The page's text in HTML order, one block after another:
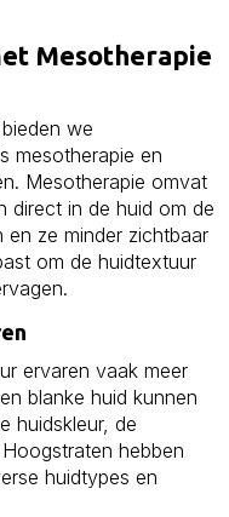
Mesotherapie
we
mesotherapie en
Mesotherapie omvat
direct in de huid om de
en ze minder zichtbaar
om de huidtextuur
ervaren vaak meer
blanke huid kunnen
huidskleur, de
hebben
huidtypes en